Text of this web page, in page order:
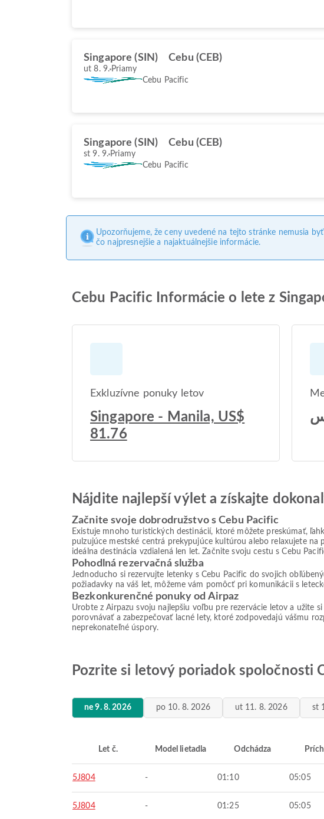
Singapore (SIN) Cebu (CEB)
ut 8. 9. Priamy
Cebu Pacific
Singapore (SIN) Cebu (CEB)
st 9. 9. Priamy
Cebu Pacific
Upozorňujeme, že ceny uvedené na tejto stránke nemusia
čo najpresnejšie a najaktuálnejšie informácie.
Cebu Pacific Informácie o lete z
Exkluzívne ponuky letov
Singapore - Manila, US$
81.76
Nájdite najlepší výlet a získajte
Začnite svoje dobrodružstvo s Cebu Pacific
Existuje mnoho turistických destinácií, ktoré môžete preskúmať,
pulzujúce mestské centrá prekypujúce kultúrou alebo relaxujete
ideálna destinácia vzdialená len let. Začnite svoju cestu s Cebu
Pohodlná rezervačná služba
Jednoducho si rezervujte letenky s Cebu Pacific do svojich
požiadavky na váš let, môžeme vám pomôcť pri komunikácii s
Bezkonkurenčné ponuky od Airpaz
Urobte z Airpazu svoju najlepšiu voľbu pre rezervácie letov a užite
porovnávať a zabezpečovať lacné lety, ktoré zodpovedajú vášmu
neprekonateľné úspory.
Pozrite si letový poriadok spoločnosti
ne 9. 8. 2026 po 10. 8. 2026 ut 11. 8. 2026 st
Let č. Model lietadla Odchádza
5J804 - 01:10 05:05
5J804 - 01:25 05:05